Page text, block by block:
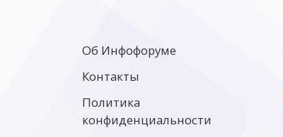
Об Инфофоруме
Контакты
Политика
конфиденциальности